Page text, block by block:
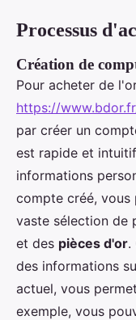
Processus
Création de
Pour acheter de
https://
par créer un
est rapide et
informations
compte créé, vous
vaste sélection de
et des pièces d'or.
des informations
actuel, vous
exemple, vous